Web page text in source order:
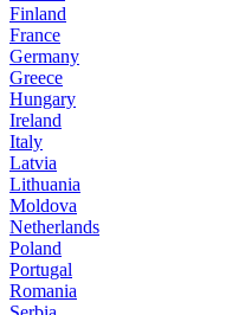
Finland
France
Germany
Greece
Hungary
Ireland
Italy
Latvia
Lithuania
Moldova
Netherlands
Poland
Portugal
Romania